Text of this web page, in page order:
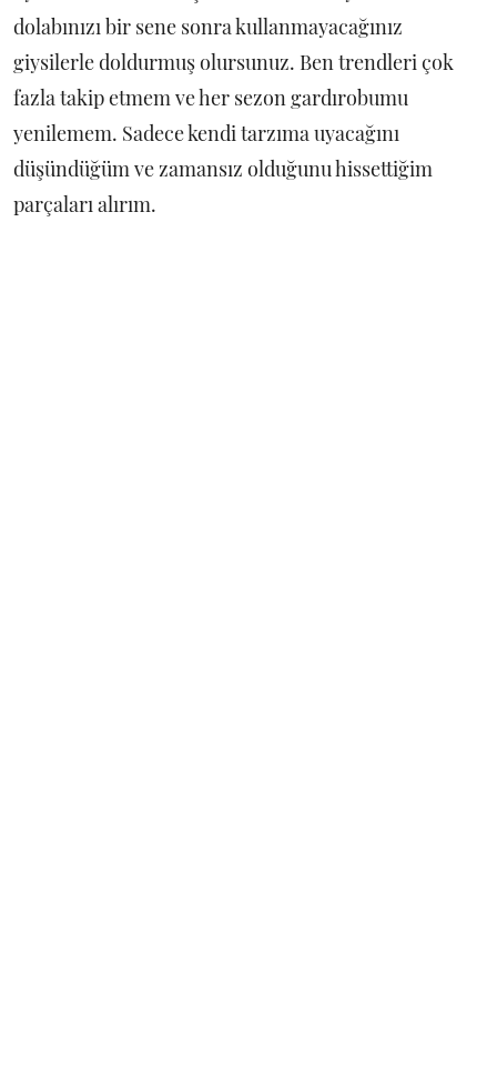
dolabınızı bir sene sonra kullanmayacağınız
giysilerle doldurmuş olursunuz. Ben trendleri çok
fazla takip etmem ve her sezon gardırobumu
yenilemem. Sadece kendi tarzıma uyacağını
düşündüğüm ve zamansız olduğunu hissettiğim
parçaları alırım.